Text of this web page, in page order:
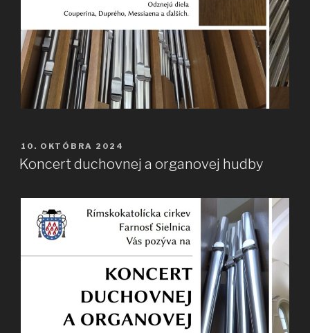
PUBLIKOVANÉ
10. OKTÓBRA 2024
Koncert duchovnej a organovej hudby